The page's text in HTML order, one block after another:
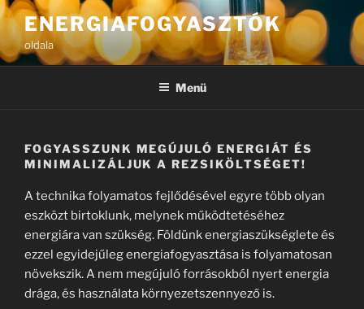
Tartalomhoz
ENERGIAFOGYASZTÓK
oldala
Menü
FOGYASSZUNK MEGÚJULÓ ENERGIÁT ÉS
MINIMALIZÁLJUK A REZSIKÖLTSÉGET!
A technika folyamatos fejlődésével egyre több olyan
eszközt birtoklunk, melynek működtetéséhez
energiára van szükség. Földünk energiaszükséglete és
ezzel egyidejűleg energiafogyasztása is folyamatosan
növekszik. A nem megújuló forrásokból nyert energia
drága, és használata környezetszennyező is.